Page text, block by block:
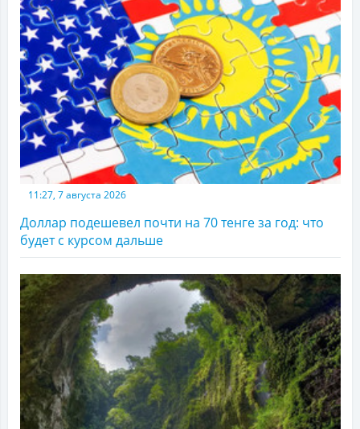
11:27, 7 августа 2026
Доллар подешевел почти на 70 тенге за год: что
будет с курсом дальше